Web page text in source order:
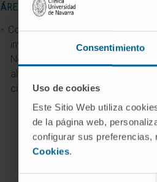
Consentimiento
Uso de cookies
Este Sitio Web utiliza
de la página web,
configurar sus preferencias,
Cookies.
ÁREAS DE INVESTIGAÇÃO
Colaborou em mais de 4 projetos
investigação com o
Neurofisiologia Clínica nas áreas
alterações do sono, monitorização
cirúrgica e eletroencefalograma.